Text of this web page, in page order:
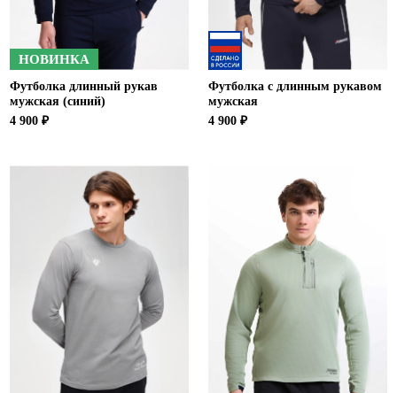
НОВИНКА
Футболка длинный рукав
мужская (синий)
4 900 ₽
Футболка с длинным рукавом
мужская
4 900 ₽